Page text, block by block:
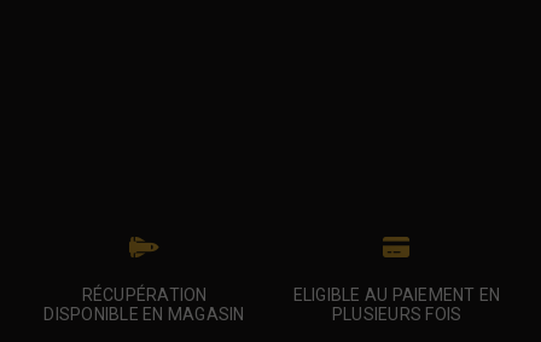
RÉCUPÉRATION
DISPONIBLE EN MAGASIN
ELIGIBLE AU PAIEMENT EN
PLUSIEURS FOIS